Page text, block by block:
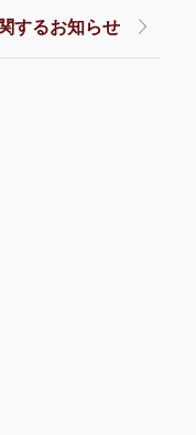
するお知らせ